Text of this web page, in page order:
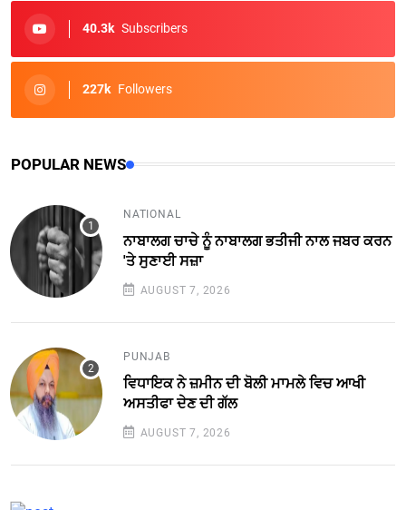
40.3k Subscribers
227k Followers
POPULAR NEWS
NATIONAL
ਨਾਬਾਲਗ ਚਾਚੇ ਨੂੰ ਨਾਬਾਲਗ ਭਤੀਜੀ ਨਾਲ ਜਬਰ ਕਰਨ
'ਤੇ ਸੁਣਾਈ ਸਜ਼ਾ
AUGUST 7, 2026
PUNJAB
ਵਿਧਾਇਕ ਨੇ ਜ਼ਮੀਨ ਦੀ ਬੋਲੀ ਮਾਮਲੇ ਵਿਚ ਆਖੀ
ਅਸਤੀਫਾ ਦੇਣ ਦੀ ਗੱਲ
AUGUST 7, 2026